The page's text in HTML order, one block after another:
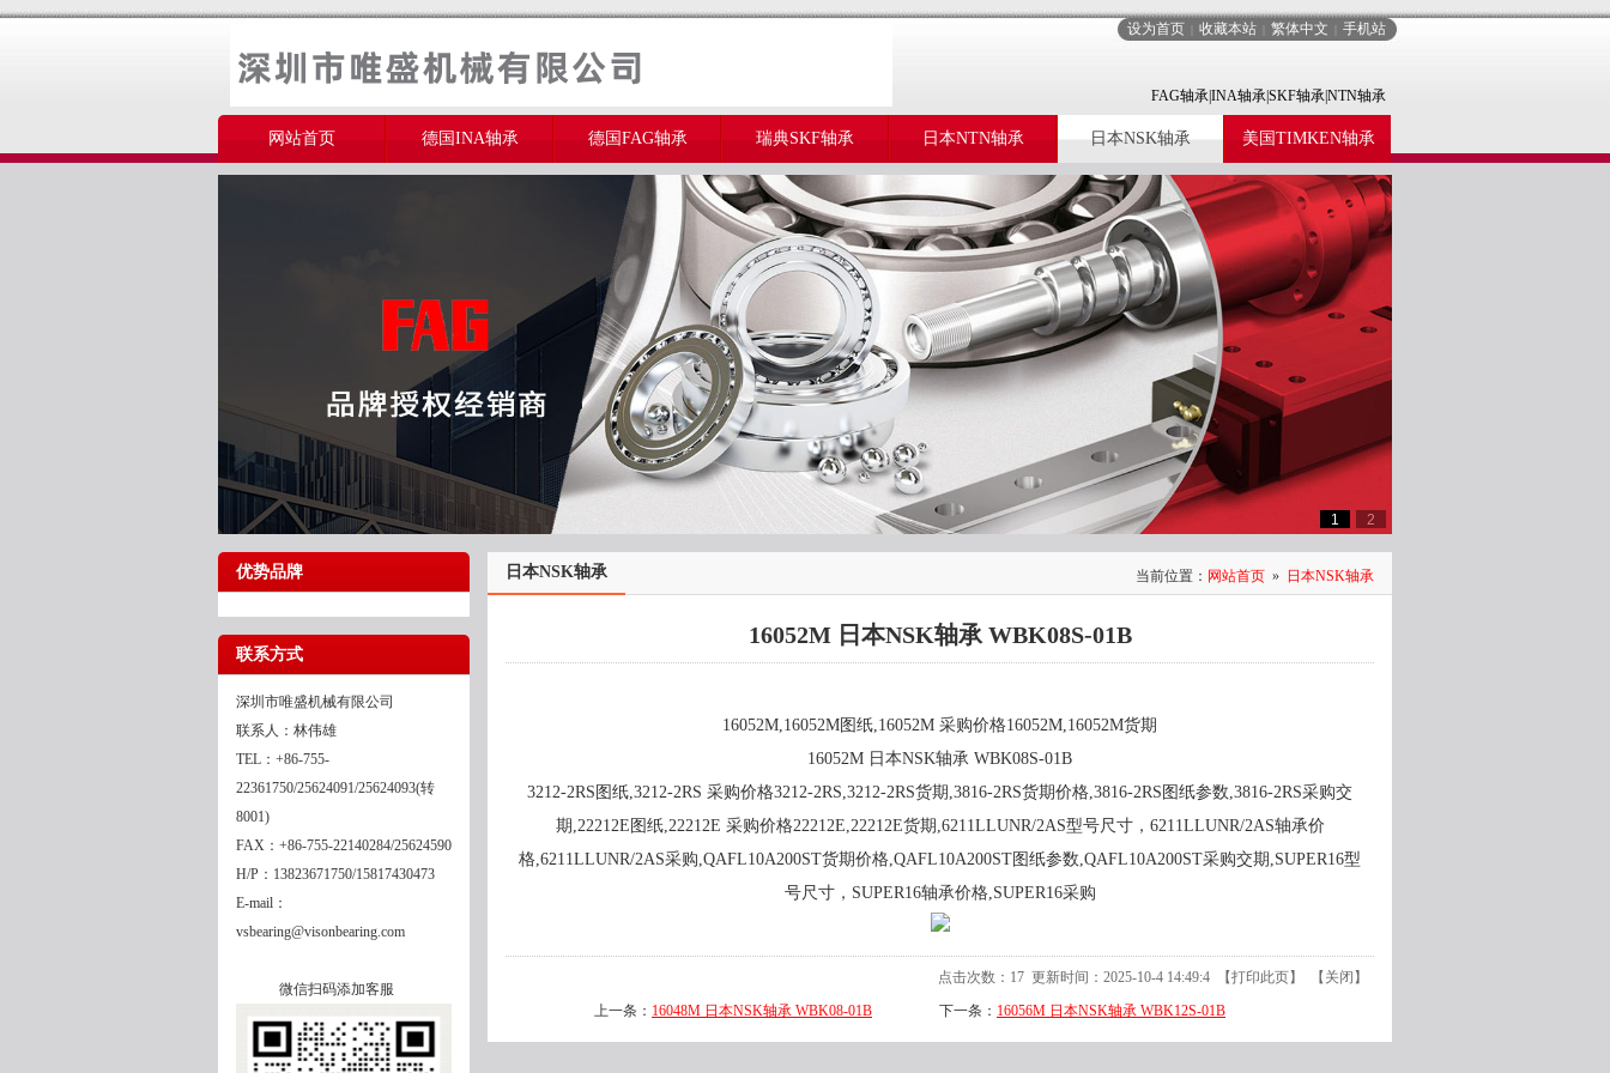
设为首页 收藏本站 繁体中文 手机站
FAG轴承|INA轴承|SKF轴承|NTN轴承
网站首页 德国INA轴承 德国FAG轴承 瑞典SKF轴承 日本NTN轴承 日本NSK轴承 美国TIMKEN轴承
1 2
优势品牌
联系方式
深圳市唯盛机械有限公司
联系人：林伟雄
TEL：+86-755-
22361750/25624091/25624093(转
8001)
FAX：+86-755-22140284/25624590
H/P：13823671750/15817430473
E-mail：
vsbearing@visonbearing.com
微信扫码添加客服
当前位置： 网站首页 » 日本NSK轴承
日本NSK轴承
16052M 日本NSK轴承 WBK08S-01B
16052M,16052M图纸,16052M 采购价格16052M,16052M货期
16052M 日本NSK轴承 WBK08S-01B
3212-2RS图纸,3212-2RS 采购价格3212-2RS,3212-2RS货期,3816-2RS货期价格,3816-2RS图纸参数,3816-2RS采购交
期,22212E图纸,22212E 采购价格22212E,22212E货期,6211LLUNR/2AS型号尺寸，6211LLUNR/2AS轴承价
格,6211LLUNR/2AS采购,QAFL10A200ST货期价格,QAFL10A200ST图纸参数,QAFL10A200ST采购交期,SUPER16型
号尺寸，SUPER16轴承价格,SUPER16采购
点击次数： 17 更新时间：2025-10-4 14:49:4 【打印此页】 【 关闭 】
上一条： 16048M 日本NSK轴承 WBK08-01B 下一条： 16056M 日本NSK轴承 WBK12S-01B